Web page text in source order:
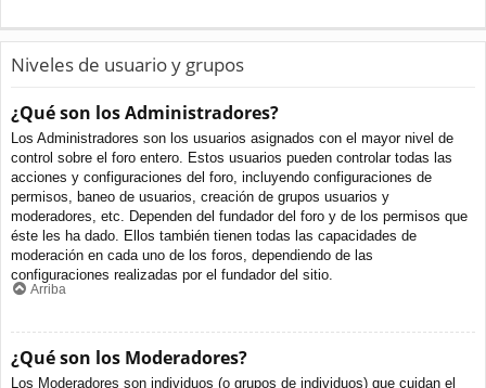
Niveles de usuario y grupos
¿Qué son los Administradores?
Los Administradores son los usuarios asignados con el mayor nivel de
control sobre el foro entero. Estos usuarios pueden controlar todas las
acciones y configuraciones del foro, incluyendo configuraciones de
permisos, baneo de usuarios, creación de grupos usuarios y
moderadores, etc. Dependen del fundador del foro y de los permisos que
éste les ha dado. Ellos también tienen todas las capacidades de
moderación en cada uno de los foros, dependiendo de las
configuraciones realizadas por el fundador del sitio.
Arriba
¿Qué son los Moderadores?
Los Moderadores son individuos (o grupos de individuos) que cuidan el